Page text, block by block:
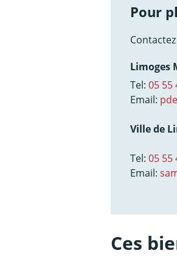
Pour
Contactez
Limoges
Tel: 05 55
Email:
Ville de
Tel: 05 55
Email:
Ces